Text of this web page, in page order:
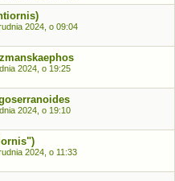
2024, o 09:04
2024, o 19:25
2024, o 19:10
2024, o 11:33